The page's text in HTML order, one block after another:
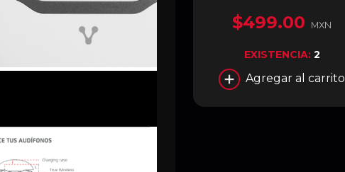
$499.00 MXN
EXISTENCIA: 2
Agregar al carrito